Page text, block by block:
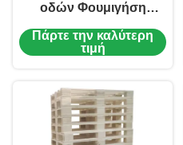
οδών Φουμιγήση
παλέτας
Πάρτε την καλύτερη
τιμή